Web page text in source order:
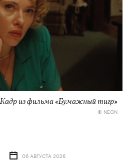
Кадр из фильма «Бумажный тигр»
© NEON
06 АВГУСТА 2026